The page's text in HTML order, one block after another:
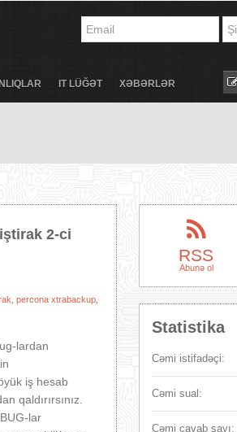
IT LÜĞƏT XƏBƏRLƏR
2-ci
,percona xtrabackup
lardan
iş hesab
qaldırırsınız.
lar
RSS
Abunə ol
Statistika
Cəmi istifadəçi:
Cəmi sual:
Cəmi cavab sayı: